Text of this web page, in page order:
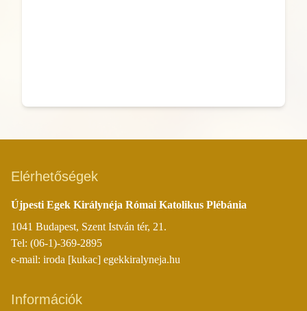
Elérhetőségek
Újpesti Egek Királynéja Római Katolikus Plébánia
1041 Budapest, Szent István tér, 21.
Tel: (06-1)-369-2895
e-mail: iroda [kukac] egekkiralyneja.hu
Információk